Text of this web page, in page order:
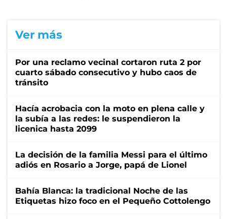
Ver más
Por una reclamo vecinal cortaron ruta 2 por
cuarto sábado consecutivo y hubo caos de
tránsito
Hacía acrobacia con la moto en plena calle y
la subía a las redes: le suspendieron la
licenica hasta 2099
La decisión de la familia Messi para el último
adiós en Rosario a Jorge, papá de Lionel
Bahía Blanca: la tradicional Noche de las
Etiquetas hizo foco en el Pequeño Cottolengo